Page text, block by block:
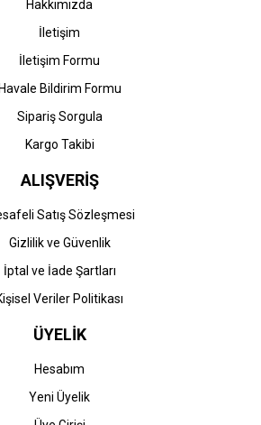
Hakkımızda
İletişim
İletişim Formu
Havale Bildirim Formu
Sipariş Sorgula
Kargo Takibi
ALIŞVERİŞ
Satış Sözleşmesi
Gizlilik ve Güvenlik
İptal ve İade Şartları
Veriler Politikası
ÜYELİK
Hesabım
Yeni Üyelik